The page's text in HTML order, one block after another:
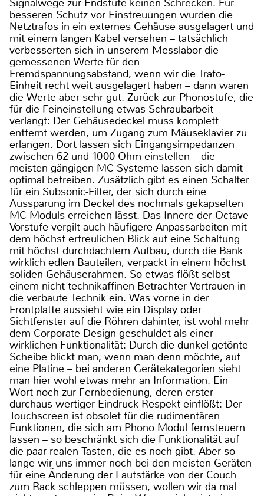
besseren Schutz vor Einstreuungen wurden die
Netztrafos in ein externes Gehäuse ausgelagert und
mit einem langen Kabel versehen – tatsächlich
verbesserten sich in unserem Messlabor die
gemessenen Werte für den
Fremdspannungsabstand, wenn wir die Trafo-
Einheit recht weit ausgelagert haben – dann waren
die Werte aber sehr gut. Zurück zur Phonostufe, die
für die Feineinstellung etwas Schraubarbeit
verlangt: Der Gehäusedeckel muss komplett
entfernt werden, um Zugang zum Mäuseklavier zu
erlangen. Dort lassen sich Eingangsimpedanzen
zwischen 62 und 1000 Ohm einstellen – die
meisten gängigen MC-Systeme lassen sich damit
optimal betreiben. Zusätzlich gibt es einen Schalter
für ein Subsonic-Filter, der sich durch eine
Aussparung im Deckel des nochmals gekapselten
MC-Moduls erreichen lässt. Das Innere der Octave-
Vorstufe vergilt auch häufigere Anpassarbeiten mit
dem höchst erfreulichen Blick auf eine Schaltung
mit höchst durchdachtem Aufbau, durch die Bank
wirklich edlen Bauteilen, verpackt in einem höchst
soliden Gehäuserahmen. So etwas flößt selbst
einem nicht technikaffinen Betrachter Vertrauen in
die verbaute Technik ein. Was vorne in der
Frontplatte aussieht wie ein Display oder
Sichtfenster auf die Röhren dahinter, ist wohl mehr
dem Corporate Design geschuldet als einer
wirklichen Funktionalität: Durch die dunkel getönte
Scheibe blickt man, wenn man denn möchte, auf
eine Platine – bei anderen Gerätekategorien sieht
man hier wohl etwas mehr an Information. Ein
Wort noch zur Fernbedienung, deren erster
durchaus wertiger Eindruck Respekt einflößt: Der
Touchscreen ist obsolet für die rudimentären
Funktionen, die sich am Phono Modul fernsteuern
lassen – so beschränkt sich die Funktionalität auf
die paar realen Tasten, die es noch gibt. Aber so
lange wir uns immer noch bei den meisten Geräten
für eine Änderung der Lautstärke von der Couch
zum Rack schleppen müssen, wollen wir da mal